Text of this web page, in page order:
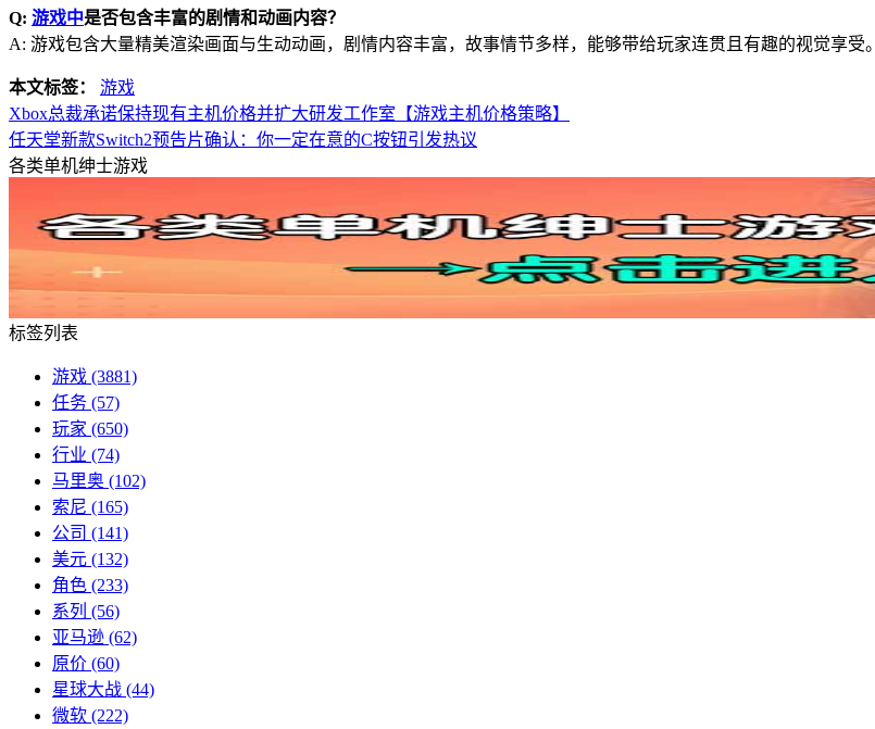
Q: 游戏中是否包含丰富的剧情和动画内容？
A: 游戏包含大量精美渲染画面与生动动画，剧情内容丰富，故事情节多样，能够带给玩家连贯且有趣的视觉享受。
本文标签：
游戏
Xbox总裁承诺保持现有主机价格并扩大研发工作室【游戏主机价格策略】
任天堂新款Switch2预告片确认：你一定在意的C按钮引发热议
各类单机绅士游戏
标签列表
游戏 (3881)
任务 (57)
玩家 (650)
行业 (74)
马里奥 (102)
索尼 (165)
公司 (141)
美元 (132)
角色 (233)
系列 (56)
亚马逊 (62)
原价 (60)
星球大战 (44)
微软 (222)